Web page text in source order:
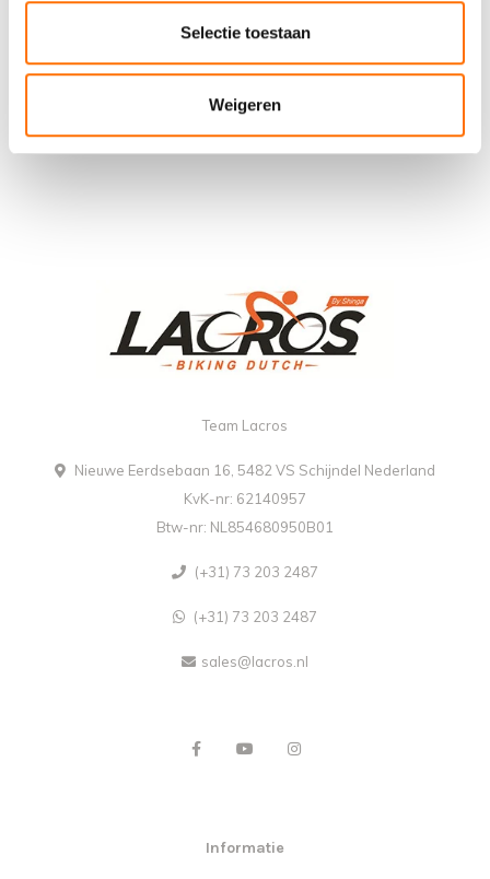
Selectie toestaan
Weigeren
Team Lacros
Nieuwe Eerdsebaan 16, 5482 VS Schijndel Nederland
KvK-nr: 62140957
Btw-nr: NL854680950B01
(+31) 73 203 2487
(+31) 73 203 2487
sales@lacros.nl
Informatie